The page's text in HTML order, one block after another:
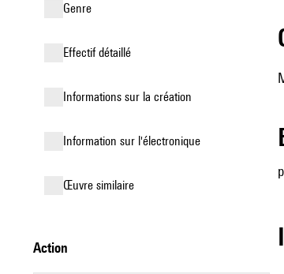
genre
effectif détaillé
informations sur la création
Information sur l'électronique
œuvre similaire
action